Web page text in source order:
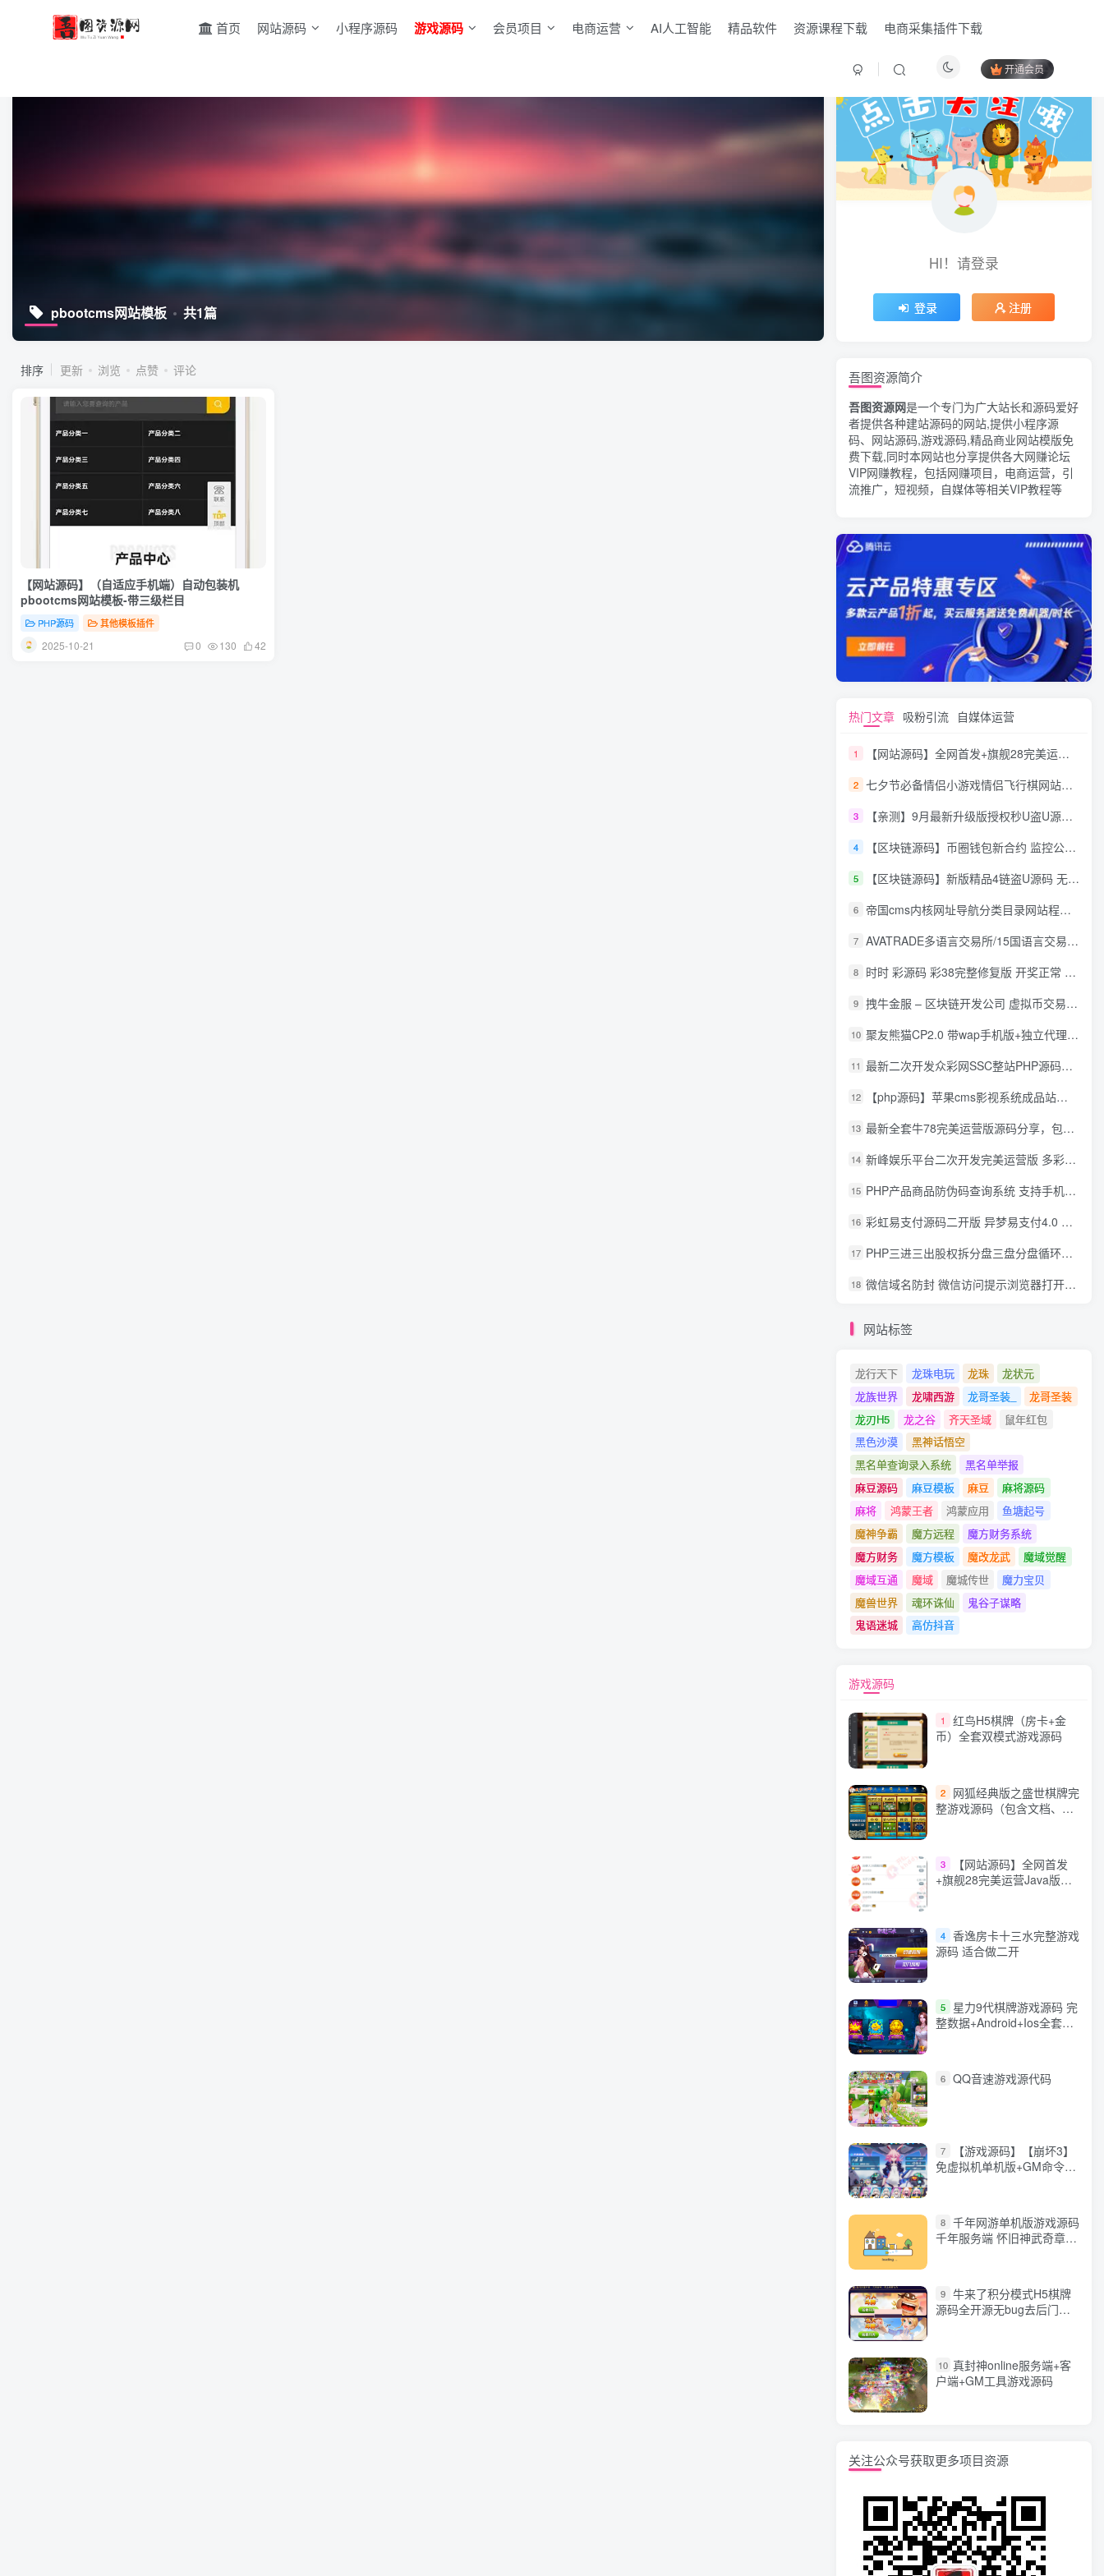
首页 网站源码 小程序源码 游戏源码 会员项目 电商运营 AI人工智能 精品软件 资源课程下载 电商采集插件下载
开通会员
pbootcms网站模板 共1篇
排序 更新 浏览 点赞 评论
【网站源码】（自适应手机端）自动包装机
pbootcms网站模板-带三级栏目
PHP源码 其他模板插件
2025-10-21 0 130 42
HI！请登录
登录 注册
HI！请登录
登录 注册
吾图资源简介
吾图资源网是一个专门为广大站长和源码爱好
者提供各种建站源码的网站,提供小程序源
码、网站源码,游戏源码,精品商业网站模版免
费下载,同时本网站也分享提供各大网赚论坛
VIP网赚教程，包括网赚项目，电商运营，引
流推广，短视频，自媒体等相关VIP教程等
热门文章 吸粉引流 自媒体运营
1 【网站源码】全网首发+旗舰28完美运营Java版高仿28圈+彩种丰富+机器人+眯牌
2 七夕节必备情侣小游戏情侣飞行棋网站源码
3 【亲测】9月最新升级版授权秒U盗U源码/四链盗U源码/自带提币接口
4 【区块链源码】币圈钱包新合约 监控公链转账地址 尾数模拟转账数据生成 0 U攻击带安装说明
5 【区块链源码】新版精品4链盗U源码 无限开代理模式 后台 代理数据可看 包含搭建教程
6 帝国cms内核网址导航分类目录网站程序源码
7 AVATRADE多语言交易所/15国语言交易所/合约交易/期权交易/币币交易/申购/矿机/风控/前端wap/pc纯源码/带搭建教程
8 时时 彩源码 彩38完整修复版 开奖正常 带手机wap
9 拽牛金服 – 区块链开发公司 虚拟币交易系统 虚拟币交易平台开发 虚拟币ico众
10 聚友熊猫CP2.0 带wap手机版+独立代理后台+整站打包全开源
11 最新二次开发众彩网SSC整站PHP源码+WAP手机版+KJ采集器+集成云端在线充值
12 【php源码】苹果cms影视系统成品站打包+电影先生6.1.1模板优化版+15W+数据
13 最新全套牛78完美运营版源码分享，包含了资源组件+脚本程序
14 新峰娱乐平台二次开发完美运营版 多彩种多玩法 代理分红+积分兑换
15 PHP产品商品防伪码查询系统 支持手机防假验证网站建设 防伪码自动生成 批量导入
16 彩虹易支付源码二开版 异梦易支付4.0 可对接官方/易支付/码支付 去除后门 美化用户中心
17 PHP三进三出股权拆分盘三盘分盘循环拆分系统源码
18 微信域名防封 微信访问提示浏览器打开 非微信访问直接打开预防域名被封域名被封包换服务
网站标签
龙行天下 龙珠电玩 龙珠
龙状元
龙族世界
龙啸西游 龙哥圣装_
龙哥圣装
龙刃H5
龙之谷 齐天圣域
鼠年红包
黑色沙漠
黑神话悟空
黑名单查询录入系统
黑名单举报
麻豆源码
麻豆模板 麻豆
麻将源码
麻将
鸿蒙王者 鸿蒙应用
鱼塘起号
魔神争霸
魔方远程
魔方财务系统
魔方财务
魔方模板 魔改龙武
魔域觉醒
魔域互通
魔域 魔城传世
魔力宝贝
魔兽世界
魂环诛仙
鬼谷子谋略
鬼语迷城
高仿抖音
游戏源码
1
红鸟H5棋牌（房卡+金
币）全套双模式游戏源码
2
网狐经典版之盛世棋牌完
整游戏源码（包含文档、架
3
【网站源码】全网首发
+旗舰28完美运营Java版高
4 香逸房卡十三水完整游戏
源码 适合做二开
5
星力9代棋牌游戏源码 完
整数据+Android+Ios全套
6 QQ音速游戏源代码
7
【游戏源码】【崩坏3】
免虚拟机单机版+GM命令
8 千年网游单机版游戏源码
千年服务端 怀旧神武奇章一
9 牛来了积分模式H5棋牌
源码全开源无bug去后门无
10 真封神online服务端+客
户端+GM工具游戏源码
关注公众号获取更多项目资源